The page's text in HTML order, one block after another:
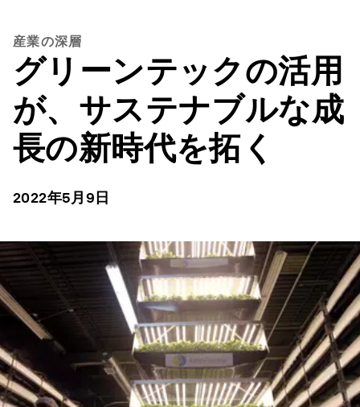
産業の深層
グリーンテックの活用
が、サステナブルな成
長の新時代を拓く
2022年5月9日